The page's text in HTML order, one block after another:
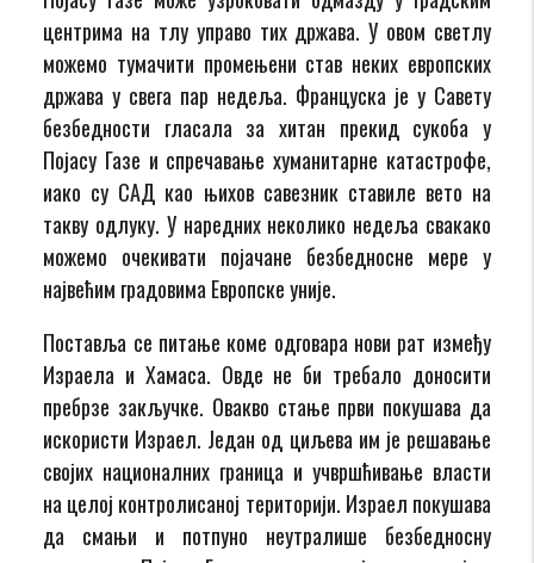
центрима на тлу управо тих држава. У овом светлу
можемо тумачити промењени став неких европских
држава у свега пар недеља. Француска је у Савету
безбедности гласала за хитан прекид сукоба у
Појасу Газе и спречавање хуманитарне катастрофе,
иако су САД као њихов савезник ставиле вето на
такву одлуку. У наредних неколико недеља свакако
можемо очекивати појачане безбедносне мере у
највећим градовима Европске уније.
Поставља се питање коме одговара нови рат између
Израела и Хамаса. Овде не би требало доносити
пребрзе закључке. Овакво стање први покушава да
искористи Израел. Један од циљева им је решавање
својих националних граница и учвршћивање власти
на целој контролисаној територији. Израел покушава
да смањи и потпуно неутралише безбедносну